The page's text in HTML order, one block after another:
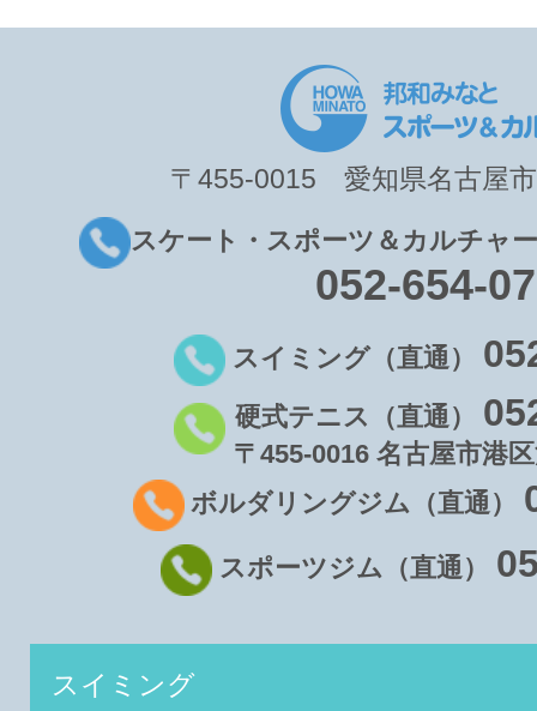
〒455-0015 愛知県名古屋
スケート・スポーツ＆カルチャ
052-654-
スイミング（直通）
硬式テニス（直通）
〒455-0016 名古屋市港
ボルダリングジム（直通）
スポーツジム（直通）
スイミング